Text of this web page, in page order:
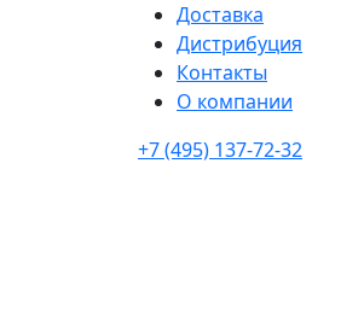
Доставка
Дистрибуция
Контакты
О компании
+7 (495) 137-72-32